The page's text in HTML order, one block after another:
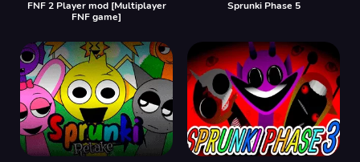
FNF 2 Player mod [Multiplayer
FNF game]
Sprunki Phase 5